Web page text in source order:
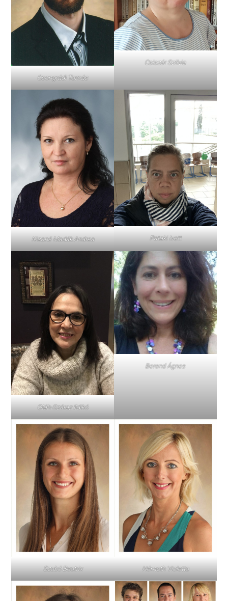
Csongrádi Tamás
Csiszár Szilvia
Kissné Madák Andrea Pataki Ivett
Oláh-Száraz Ildikó
Berend Ágnes
Szabó Beatrix Németh Violetta